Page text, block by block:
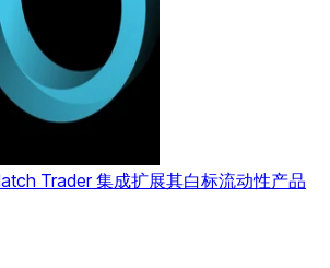
Trader 集成扩展其白标流动性产品